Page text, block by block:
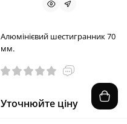
Алюмінієвий шестигранник 70
мм.
Уточнюйте ціну